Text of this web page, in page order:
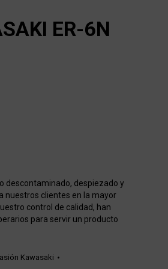
ER-6N
descontaminado, despiezado y
nuestros clientes en la mayor
control de calidad, han
para servir un producto
Kawasaki